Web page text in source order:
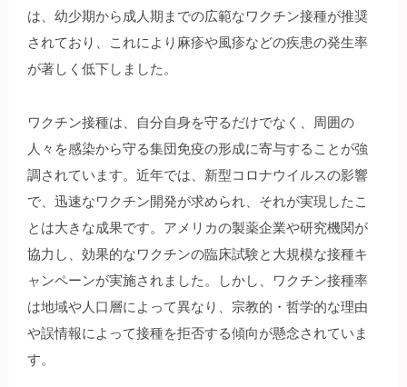
は、幼少期から成人期までの広範なワクチン接種が推奨
されており、これにより麻疹や風疹などの疾患の発生率
が著しく低下しました。
ワクチン接種は、自分自身を守るだけでなく、周囲の
人々を感染から守る集団免疫の形成に寄与することが強
調されています。近年では、新型コロナウイルスの影響
で、迅速なワクチン開発が求められ、それが実現したこ
とは大きな成果です。アメリカの製薬企業や研究機関が
協力し、効果的なワクチンの臨床試験と大規模な接種キ
ャンペーンが実施されました。しかし、ワクチン接種率
は地域や人口層によって異なり、宗教的・哲学的な理由
や誤情報によって接種を拒否する傾向が懸念されていま
す。